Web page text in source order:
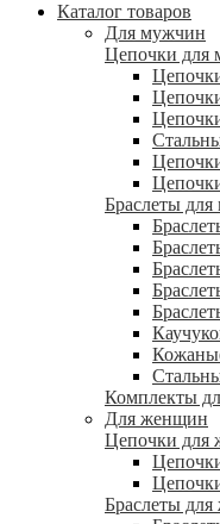
Каталог товаров
Для мужчин
Цепочки для
Браслеты
Комплекты
Для женщин
Цепочки для
Браслеты